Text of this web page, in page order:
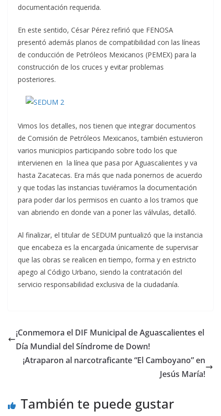
documentación requerida.
En este sentido, César Pérez refirió que FENOSA
presentó además planos de compatibilidad con las líneas
de conducción de Petróleos Mexicanos (PEMEX) para la
construcción de los cruces y evitar problemas
posteriores.
Vimos los detalles, nos tienen que integrar documentos
de Comisión de Petróleos Mexicanos, también estuvieron
varios municipios participando sobre todo los que
intervienen en la línea que pasa por Aguascalientes y va
hasta Zacatecas. Era más que nada ponernos de acuerdo
y que todas las instancias tuviéramos la documentación
para poder dar los permisos en cuanto a los tramos que
van abriendo en donde van a poner las válvulas, detalló.
Al finalizar, el titular de SEDUM puntualizó que la instancia
que encabeza es la encargada únicamente de supervisar
que las obras se realicen en tiempo, forma y en estricto
apego al Código Urbano, siendo la contratación del
servicio responsabilidad exclusiva de la ciudadanía.
¡Conmemora el DIF Municipal de Aguascalientes el
Día Mundial del Síndrome de Down!
¡Atraparon al narcotraficante “El Camboyano” en
Jesús María!
También te puede gustar